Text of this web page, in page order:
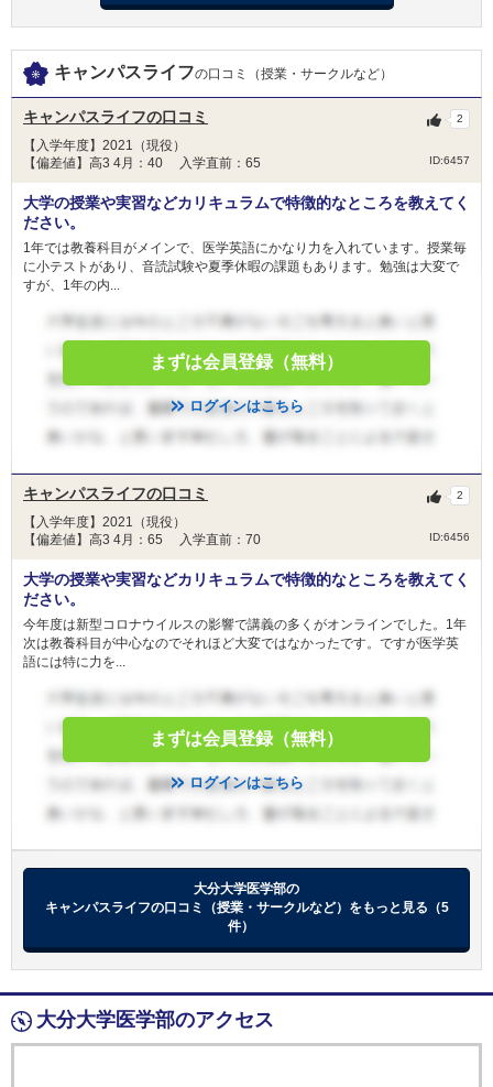
キャンパスライフの口コミ（授業・サークルなど）
キャンパスライフの口コミ
【入学年度】2021（現役）
【偏差値】高3 4月：40 入学直前：65
ID:6457
2
大学の授業や実習などカリキュラムで特徴的なところを教えてく
ださい。
1年では教養科目がメインで、医学英語にかなり力を入れています。授業毎
に小テストがあり、音読試験や夏季休暇の課題もあります。勉強は大変で
すが、1年の内...
まずは会員登録（無料）
ログインはこちら
キャンパスライフの口コミ
【入学年度】2021（現役）
【偏差値】高3 4月：65 入学直前：70
ID:6456
2
大学の授業や実習などカリキュラムで特徴的なところを教えてく
ださい。
今年度は新型コロナウイルスの影響で講義の多くがオンラインでした。1年
次は教養科目が中心なのでそれほど大変ではなかったです。ですが医学英
語には特に力を...
まずは会員登録（無料）
ログインはこちら
大分大学医学部の
キャンパスライフの口コミ（授業・サークルなど）をもっと見る（5
件）
大分大学医学部のアクセス